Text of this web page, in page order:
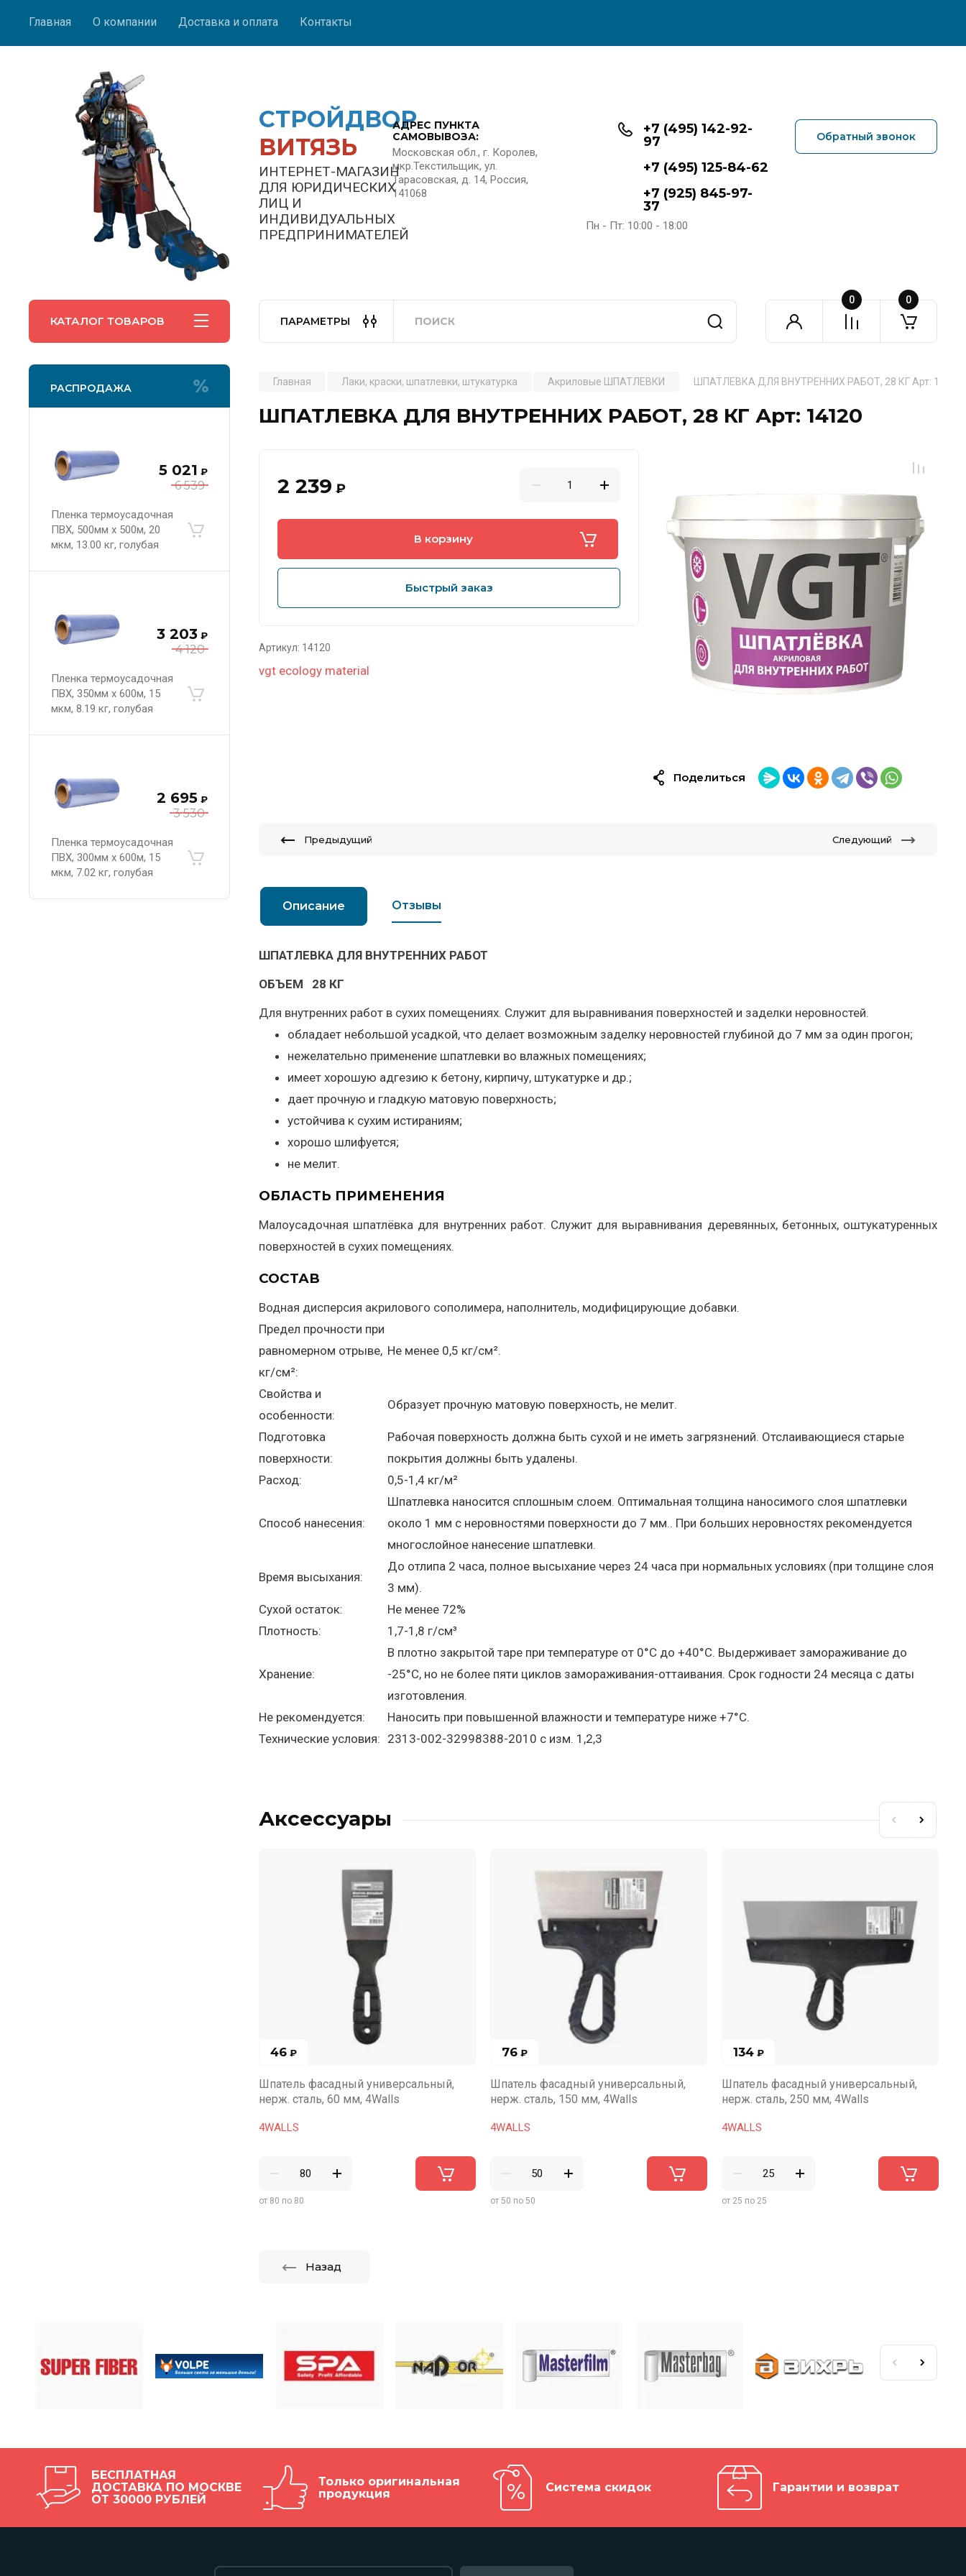
Главная О компании Доставка и оплата Контакты
СТРОЙДВОР
ВИТЯЗЬ
ИНТЕРНЕТ-МАГАЗИН
ДЛЯ ЮРИДИЧЕСКИХ
ЛИЦ И
ИНДИВИДУАЛЬНЫХ
ПРЕДПРИНИМАТЕЛЕЙ
АДРЕС ПУНКТА
САМОВЫВОЗА:
Московская обл., г. Королев,
мкр.Текстильщик, ул.
Тарасовская, д. 14, Россия,
141068
+7 (495) 142-92-
97
+7 (495) 125-84-62
+7 (925) 845-97-
37
Пн - Пт: 10:00 - 18:00
Обратный звонок
КАТАЛОГ ТОВАРОВ ПАРАМЕТРЫ
0 0
РАСПРОДАЖА
6 539
5 021 ₽
Пленка термоусадочная
ПВХ, 500мм х 500м, 20
мкм, 13.00 кг, голубая
4 120
3 203 ₽
Пленка термоусадочная
ПВХ, 350мм х 600м, 15
мкм, 8.19 кг, голубая
3 530
2 695 ₽
Пленка термоусадочная
ПВХ, 300мм х 600м, 15
мкм, 7.02 кг, голубая
Главная Лаки, краски, шпатлевки, штукатурка Акриловые ШПАТЛЕВКИ ШПАТЛЕВКА ДЛЯ ВНУТРЕННИХ РАБОТ, 28 КГ Арт: 14120
ШПАТЛЕВКА ДЛЯ ВНУТРЕННИХ РАБОТ, 28 КГ Арт: 14120
2 239 ₽
В корзину
Быстрый заказ
Артикул: 14120
vgt ecology material
Поделиться
Предыдущий Следующий
Описание Отзывы
ШПАТЛЕВКА ДЛЯ ВНУТРЕННИХ РАБОТ
ОБЪЕМ 28 КГ
Для внутренних работ в сухих помещениях. Служит для выравнивания поверхностей и заделки неровностей.
обладает небольшой усадкой, что делает возможным заделку неровностей глубиной до 7 мм за один прогон;
нежелательно применение шпатлевки во влажных помещениях;
имеет хорошую адгезию к бетону, кирпичу, штукатурке и др.;
дает прочную и гладкую матовую поверхность;
устойчива к сухим истираниям;
хорошо шлифуется;
не мелит.
ОБЛАСТЬ ПРИМЕНЕНИЯ
Малоусадочная шпатлёвка для внутренних работ. Служит для выравнивания деревянных, бетонных, оштукатуренных
поверхностей в сухих помещениях.
СОСТАВ
Водная дисперсия акрилового сополимера, наполнитель, модифицирующие добавки.
Предел прочности при
равномерном отрыве,
кг/см²:
Не менее 0,5 кг/см².
Свойства и
особенности:
Образует прочную матовую поверхность, не мелит.
Подготовка
поверхности:
Рабочая поверхность должна быть сухой и не иметь загрязнений. Отслаивающиеся старые
покрытия должны быть удалены.
Расход:
0,5-1,4 кг/м²
Способ нанесения:
Шпатлевка наносится сплошным слоем. Оптимальная толщина наносимого слоя шпатлевки
около 1 мм с неровностями поверхности до 7 мм.. При больших неровностях рекомендуется
многослойное нанесение шпатлевки.
Время высыхания:
До отлипа 2 часа, полное высыхание через 24 часа при нормальных условиях (при толщине слоя
3 мм).
Сухой остаток:
Не менее 72%
Плотность:
1,7-1,8 г/см³
Хранение:
В плотно закрытой таре при температуре от 0°С до +40°С. Выдерживает замораживание до
-25°С, но не более пяти циклов замораживания-оттаивания. Срок годности 24 месяца с даты
изготовления.
Не рекомендуется:
Наносить при повышенной влажности и температуре ниже +7°С.
Технические условия: 2313-002-32998388-2010 с изм. 1,2,3
Аксессуары
46 ₽
Шпатель фасадный универсальный,
нерж. сталь, 60 мм, 4Walls
4WALLS
от 80 по 80
76 ₽
Шпатель фасадный универсальный,
нерж. сталь, 150 мм, 4Walls
4WALLS
от 50 по 50
134 ₽
Шпатель фасадный универсальный,
нерж. сталь, 250 мм, 4Walls
4WALLS
от 25 по 25
Назад
БЕСПЛАТНАЯ
ДОСТАВКА ПО МОСКВЕ
ОТ 30000 РУБЛЕЙ
Только оригинальная
продукция
Система скидок Гарантии и возврат